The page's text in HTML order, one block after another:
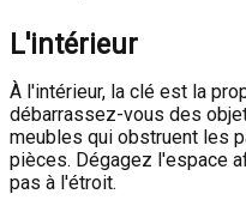
L'intérieur
À l'intérieur, la clé est la
débarrassez-vous des
meubles qui obstruent les
pièces. Dégagez l'espace
pas à l'étroit.